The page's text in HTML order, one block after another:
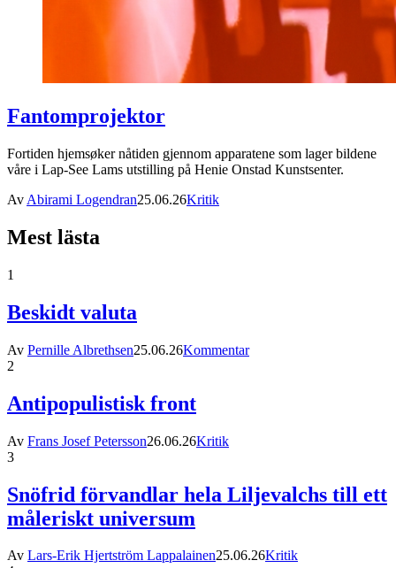
Fantomprojektor
Fortiden hjemsøker nåtiden gjennom apparatene som lager bildene
våre i Lap-See Lams utstilling på Henie Onstad Kunstsenter.
Av Abirami Logendran25.06.26Kritik
Mest lästa
1
Beskidt valuta
Av Pernille Albrethsen25.06.26Kommentar
2
Antipopulistisk front
Av Frans Josef Petersson26.06.26Kritik
3
Snöfrid förvandlar hela Liljevalchs till ett
måleriskt universum
Av Lars-Erik Hjertström Lappalainen25.06.26Kritik